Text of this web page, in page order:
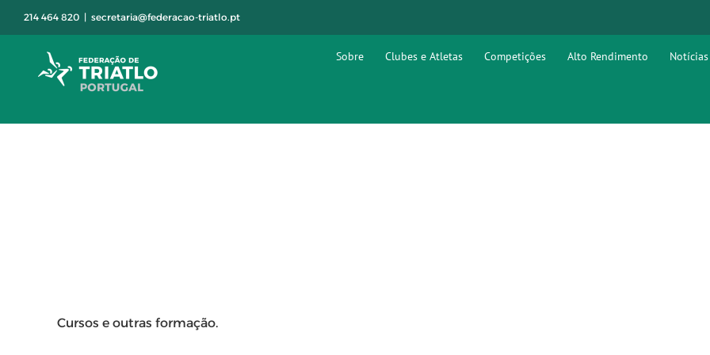
214 464 820 | secretaria@federacao-triatlo.pt
Sobre Clubes e Atletas Competições Alto Rendimento
Cursos e outras formação.